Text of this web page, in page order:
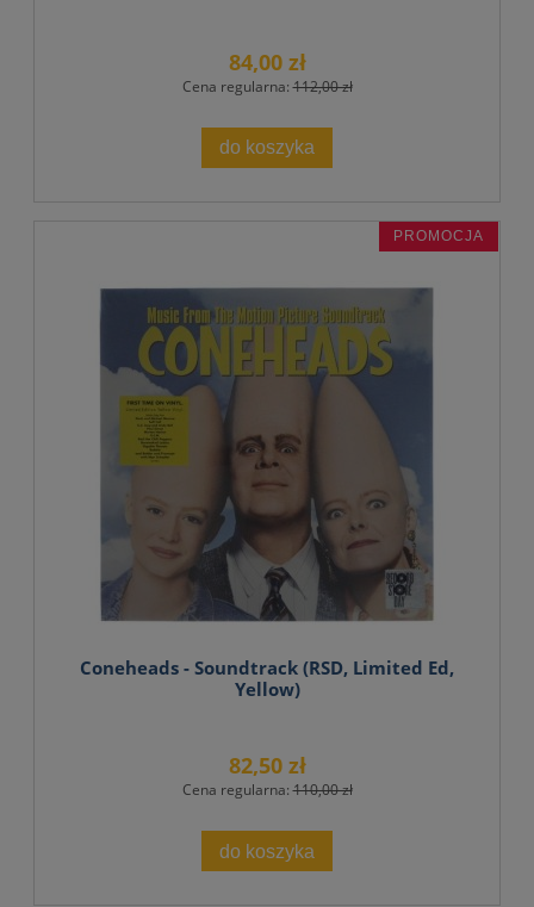
84,00 zł
Cena regularna:112,00 zł
do koszyka
Coneheads - Soundtrack (RSD, Limited Ed,
Yellow)
82,50 zł
Cena regularna:110,00 zł
do koszyka
PROMOCJA